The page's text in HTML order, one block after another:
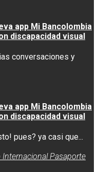
app Mi Bancolombia
discapacidad visual
conversaciones y
app Mi Bancolombia
discapacidad visual
pues? ya casi que...
Pasaporte